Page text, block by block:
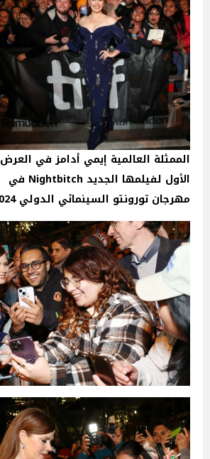
الممثلة العالمية إيمي أدامز في العرض
الأول لفيلمها الجديد Nightbitch في
مهرجان تورونتو السينمائي الدولي 2024